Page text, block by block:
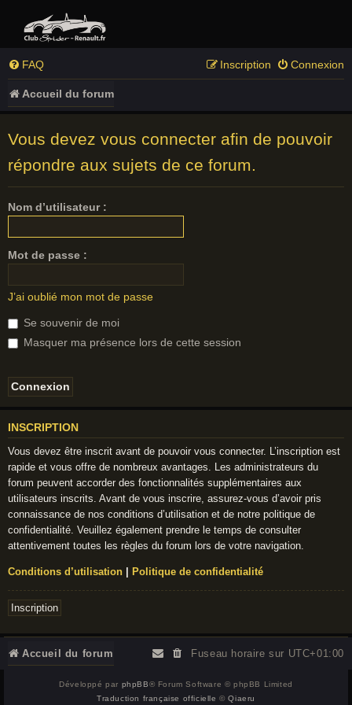
FAQ Connexion
Inscription
Accueil du forum
Vous devez vous connecter afin de pouvoir
répondre aux sujets de ce forum.
Nom d’utilisateur :
Mot de passe :
J’ai oublié mon mot de passe
Se souvenir de moi
Masquer ma présence lors de cette session
INSCRIPTION
Vous devez être inscrit avant de pouvoir vous connecter. L’inscription est
rapide et vous offre de nombreux avantages. Les administrateurs du
forum peuvent accorder des fonctionnalités supplémentaires aux
utilisateurs inscrits. Avant de vous inscrire, assurez-vous d’avoir pris
connaissance de nos conditions d’utilisation et de notre politique de
confidentialité. Veuillez également prendre le temps de consulter
attentivement toutes les règles du forum lors de votre navigation.
Conditions d’utilisation Politique de confidentialité
Inscription
Accueil du forum Fuseau horaire sur UTC+01:00
Développé par phpBB® Forum Software © phpBB Limited
Traduction française officielle ©Qiaeru